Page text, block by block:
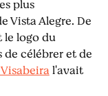
plus
Vista Alegre. De
le logo du
célébrer et de
l'avait